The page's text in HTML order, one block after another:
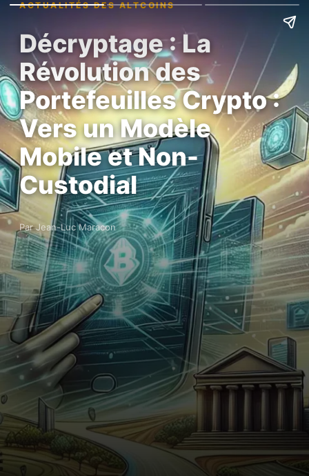
ACTUALITÉS DES ALTCOINS
Décryptage : La
Révolution des
Portefeuilles Crypto :
Vers un Modèle
Mobile et Non-
Custodial
Par Jean-Luc Maracon